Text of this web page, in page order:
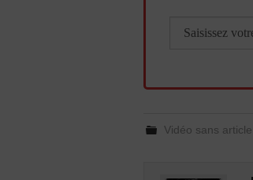
Vidéo sans article